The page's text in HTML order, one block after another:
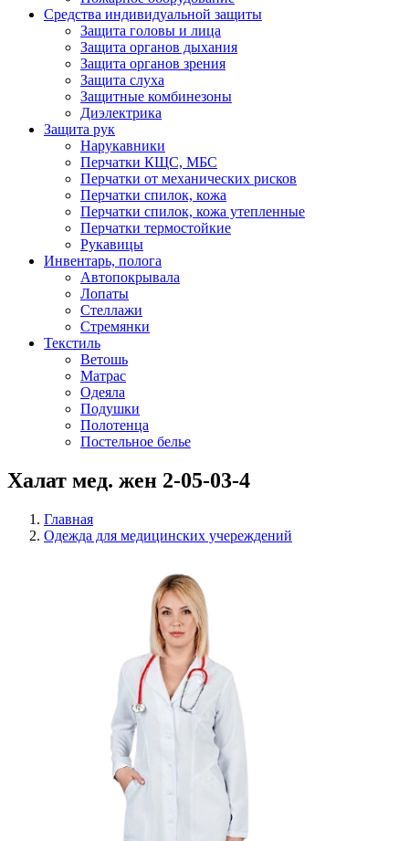
Средства индивидуальной защиты
Защита головы и лица
Защита органов дыхания
Защита органов зрения
Защита слуха
Защитные комбинезоны
Диэлектрика
Защита рук
Нарукавники
Перчатки КЩС, МБС
Перчатки от механических рисков
Перчатки спилок, кожа
Перчатки спилок, кожа утепленные
Перчатки термостойкие
Рукавицы
Инвентарь, полога
Автопокрывала
Лопаты
Стеллажи
Стремянки
Текстиль
Ветошь
Матрас
Одеяла
Подушки
Полотенца
Постельное белье
Халат мед. жен 2-05-03-4
Главная
Одежда для медицинских учереждений